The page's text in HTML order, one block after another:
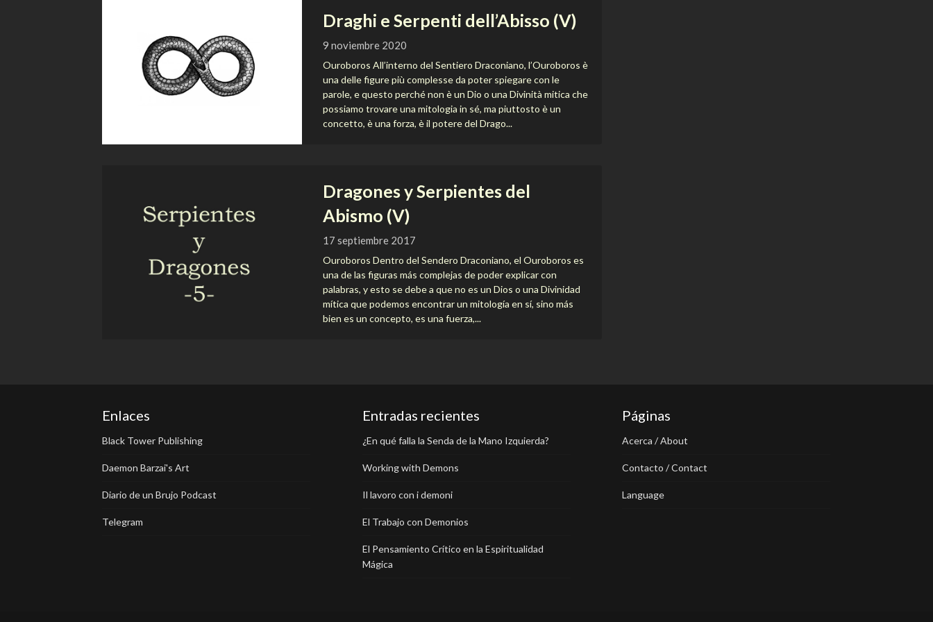
Draghi e Serpenti dell’Abisso (V)
9 noviembre 2020
Ouroboros All’interno del Sentiero Draconiano, l’Ouroboros è
una delle figure più complesse da poter spiegare con le
parole, e questo perché non è un Dio o una Divinità mitica che
possiamo trovare una mitologia in sé, ma piuttosto è un
concetto, è una forza, è il potere del Drago...
Dragones y Serpientes del
Abismo (V)
17 septiembre 2017
Ouroboros Dentro del Sendero Draconiano, el Ouroboros es
una de las figuras más complejas de poder explicar con
palabras, y esto se debe a que no es un Dios o una Divinidad
mítica que podemos encontrar un mitología en sí, sino más
bien es un concepto, es una fuerza,...
Enlaces
Black Tower Publishing
Daemon Barzai's Art
Diario de un Brujo Podcast
Telegram
Entradas recientes
¿En qué falla la Senda de la Mano Izquierda?
Working with Demons
Il lavoro con i demoni
El Trabajo con Demonios
El Pensamiento Crítico en la Espiritualidad
Mágica
Páginas
Acerca / About
Contacto / Contact
Language